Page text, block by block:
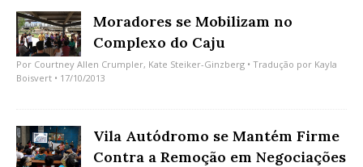
Moradores se Mobilizam no
Complexo do Caju
Por Courtney Allen Crumpler, Kate Steiker-Ginzberg • Tradução por Kayla
Boisvert • 17/10/2013
Vila Autódromo se Mantém Firme
Contra a Remoção em Negociações